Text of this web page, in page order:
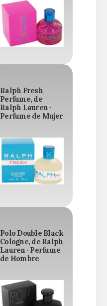
Ralph Fresh
Perfume, de
Ralph Lauren ·
Perfume de Mujer
Polo Double Black
Cologne, de Ralph
Lauren · Perfume
de Hombre